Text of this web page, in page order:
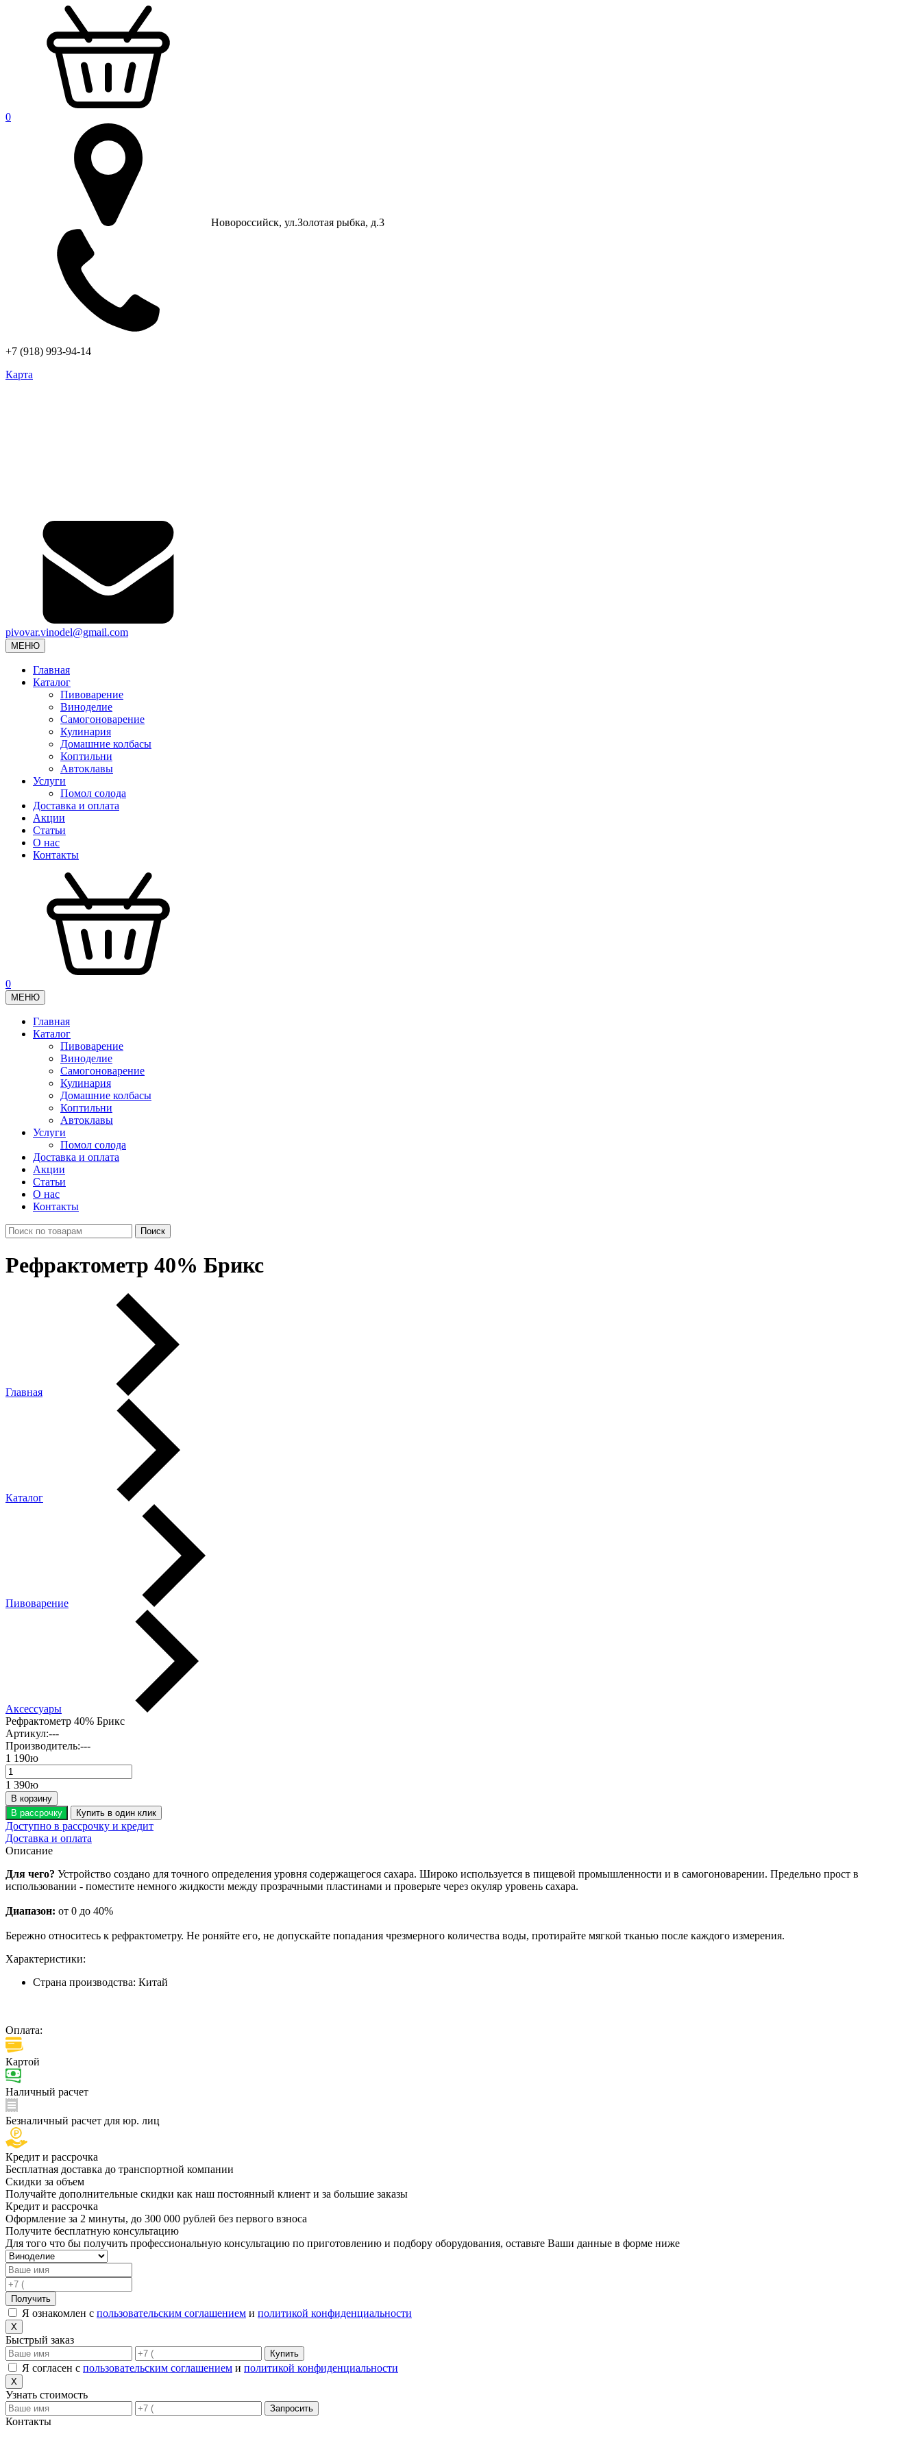
0
Новороссийск, ул.Золотая рыбка, д.3
+7 (918) 993-94-14
Карта
pivovar.vinodel@gmail.com
МЕНЮ
Главная
Каталог
Пивоварение
Виноделие
Самогоноварение
Кулинария
Домашние колбасы
Коптильни
Автоклавы
Услуги
Помол солода
Доставка и оплата
Акции
Статьи
О нас
Контакты
0
МЕНЮ
Главная
Каталог
Пивоварение
Виноделие
Самогоноварение
Кулинария
Домашние колбасы
Коптильни
Автоклавы
Услуги
Помол солода
Доставка и оплата
Акции
Статьи
О нас
Контакты
Рефрактометр 40% Брикс
Главная
Каталог
Пивоварение
Аксессуары
Рефрактометр 40% Брикс
Артикул:---
Производитель:---
1 190ю
1 390ю
В корзину
В рассрочку
Купить в один клик
Доступно в рассрочку и кредит
Доставка и оплата
Описание
Для чего? Устройство создано для точного определения уровня содержащегося сахара. Широко используется в пищевой промышленности и в самогоноварении. Предельно прост в
использовании - поместите немного жидкости между прозрачными пластинами и проверьте через окуляр уровень сахара.
Диапазон: от 0 до 40%
Бережно относитесь к рефрактометру. Не роняйте его, не допускайте попадания чрезмерного количества воды, протирайте мягкой тканью после каждого измерения.
Характеристики:
Страна производства: Китай
Оплата:
Картой
Наличный расчет
Безналичный расчет для юр. лиц
Кредит и рассрочка
Бесплатная доставка до транспортной компании
Скидки за объем
Получайте дополнительные скидки как наш постоянный клиент и за большие заказы
Кредит и рассрочка
Оформление за 2 минуты, до 300 000 рублей без первого взноса
Получите бесплатную консультацию
Для того что бы получить профессиональную консультацию по приготовлению и подбору оборудования, оставьте Ваши данные в форме ниже
Получить
Я ознакомлен с пользовательским соглашением и политикой конфиденциальности
X
Быстрый заказ
Купить
Я согласен с пользовательским соглашением и политикой конфиденциальности
X
Узнать стоимость
Запросить
Контакты